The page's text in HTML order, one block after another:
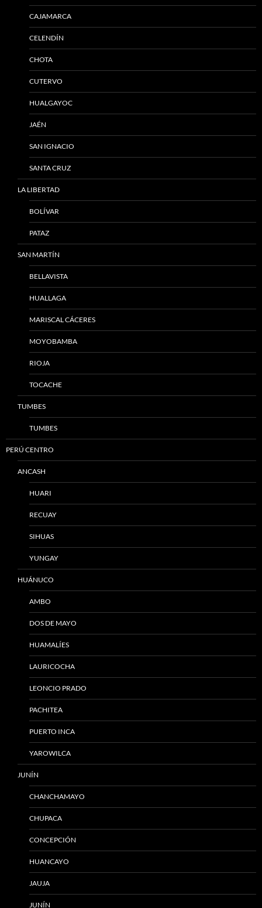
CAJAMARCA
CELENDÍN
CHOTA
CUTERVO
HUALGAYOC
JAÉN
SAN IGNACIO
SANTA CRUZ
LA LIBERTAD
BOLÍVAR
PATAZ
SAN MARTÍN
BELLAVISTA
HUALLAGA
MARISCAL CÁCERES
MOYOBAMBA
RIOJA
TOCACHE
TUMBES
TUMBES
PERÚ CENTRO
ANCASH
HUARI
RECUAY
SIHUAS
YUNGAY
HUÁNUCO
AMBO
DOS DE MAYO
HUAMALÍES
LAURICOCHA
LEONCIO PRADO
PACHITEA
PUERTO INCA
YAROWILCA
JUNÍN
CHANCHAMAYO
CHUPACA
CONCEPCIÓN
HUANCAYO
JAUJA
JUNÍN